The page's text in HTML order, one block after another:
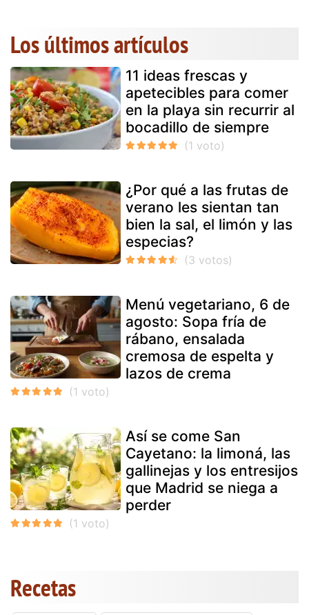
Los últimos artículos
11 ideas frescas y
apetecibles para comer
en la playa sin recurrir al
bocadillo de siempre
¿Por qué a las frutas de
verano les sientan tan
bien la sal, el limón y las
especias?
Menú vegetariano, 6 de
agosto: Sopa fría de
rábano, ensalada
cremosa de espelta y
lazos de crema
Así se come San
Cayetano: la limoná, las
gallinejas y los entresijos
que Madrid se niega a
perder
Recetas